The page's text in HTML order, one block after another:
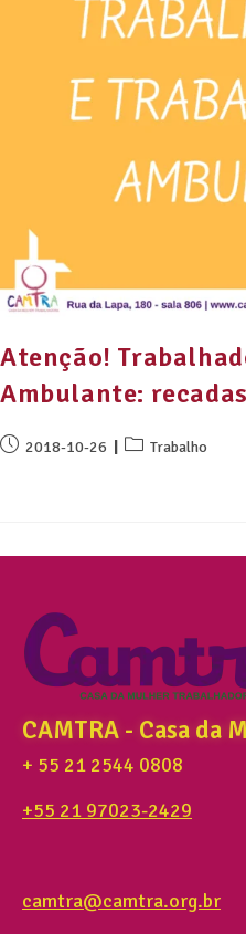
Atenção!
Ambulante:
2018-10-26 Trabalho
CAMTRA - Casa da
+ 55 21 2544 0808
+55 21 97023-2429
camtra@camtra.org.br